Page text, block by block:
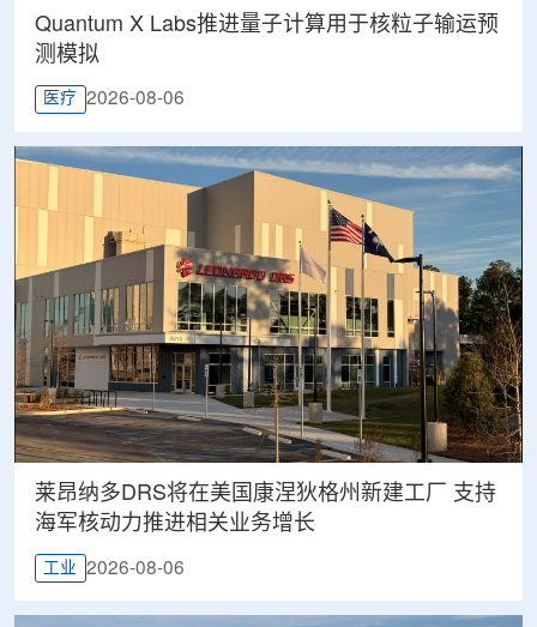
Quantum X Labs推进量子计算用于核粒子输运预
测模拟
医疗 2026-08-06
莱昂纳多DRS将在美国康涅狄格州新建工厂 支持
海军核动力推进相关业务增长
工业 2026-08-06